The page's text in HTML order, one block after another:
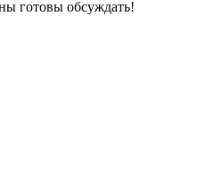
готовы обсуждать!